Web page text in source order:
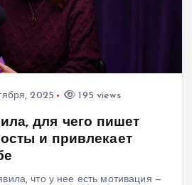
2025 195 views
для чего пишет
и привлекает
что у нее есть мотивация —